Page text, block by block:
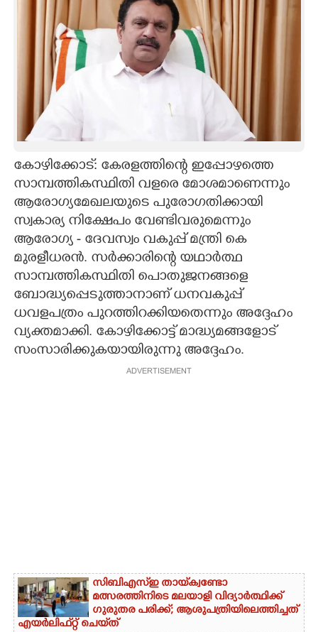
SPIRITUAL
INFO+
ASTRO
CARTOONS
LITERATURE
ZOOM
CONTACT US
കോഴിക്കോട്: കേരളത്തിന്റെ ഇപ്പോഴത്തെ
സാമ്പത്തികസ്ഥിതി വളരെ മോശമാണെന്നും
ആരോഗ്യമേഖലയുടെ പുരോഗതിക്കായി
സ്വകാര്യ നിക്ഷേപം വേണ്ടിവരുമെന്നും
ആരോഗ്യ - ദേവസ്വം വകുപ്പ് മന്ത്രി കെ
മുരളീധരൻ. സർക്കാരിന്റെ യഥാർത്ഥ
സാമ്പത്തികസ്ഥിതി പൊതുജനങ്ങളെ
ബോദ്ധ്യപ്പെടുത്താനാണ് ധനവകുപ്പ്
ധവളപത്രം പുറത്തിറക്കിയതെന്നും അദ്ദേഹം
വ്യക്തമാക്കി. കോഴിക്കോട്ട് മാദ്ധ്യമങ്ങളോട്
സംസാരിക്കുകയായിരുന്നു അദ്ദേഹം.
ADVERTISEMENT
സിബിഎസ്‌ഇ തായ്‌ക്വണ്ടോ
മത്സരത്തിനിടെ മലയാളി വിദ്യാർത്ഥിക്ക്
ഗുരുതര പരിക്ക്; ആശുപത്രിയിലെത്തിച്ചത്
എയ‌ർലിഫ്‌റ്റ് ചെയ്‌ത്